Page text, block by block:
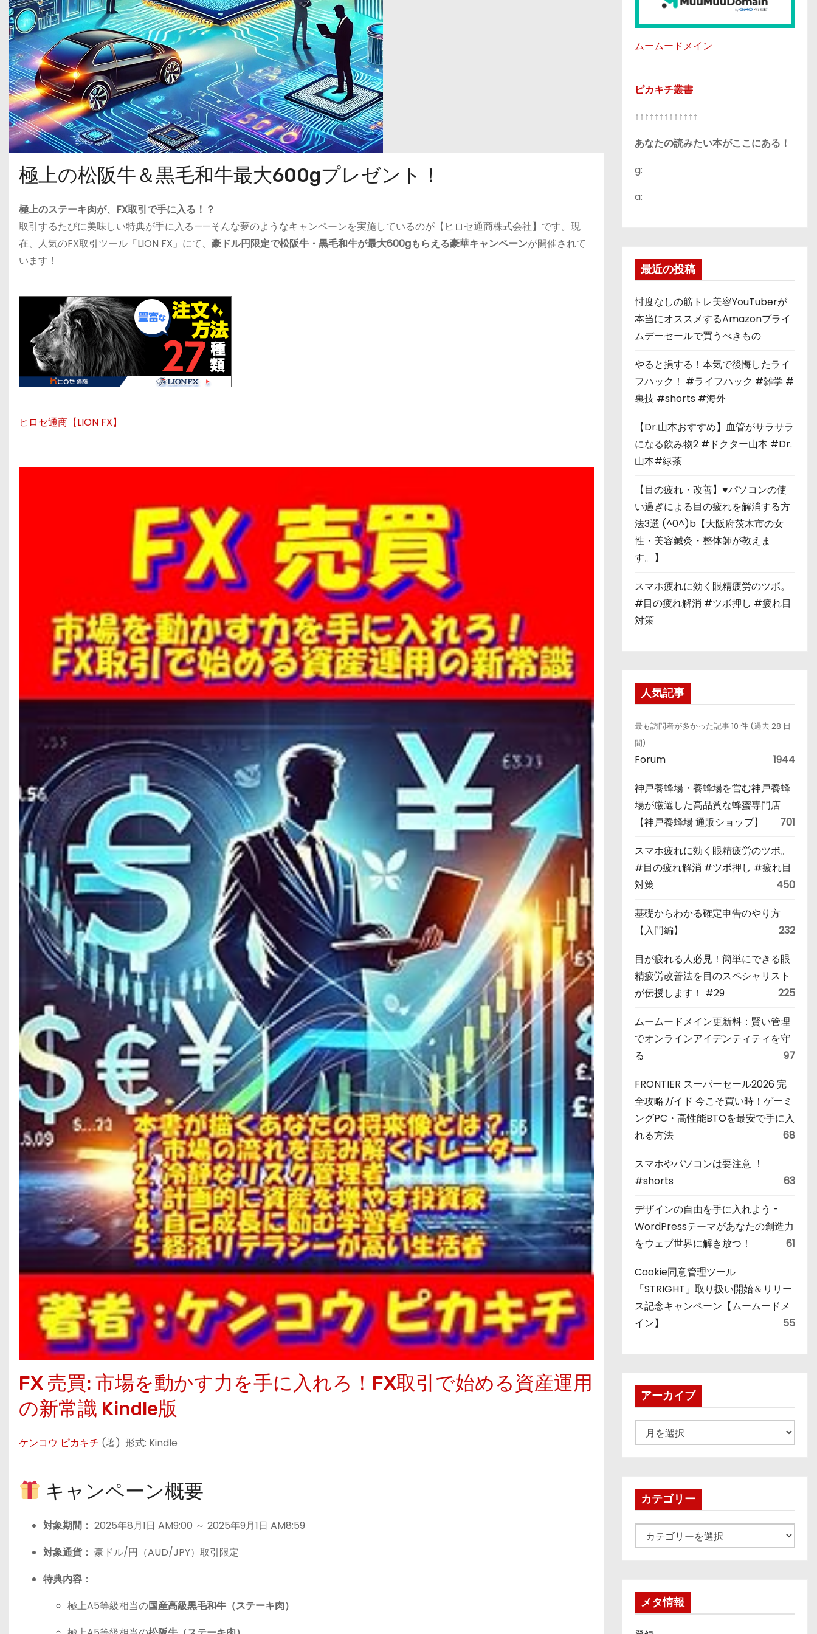
極上の松阪牛＆黒毛和牛最大600gプレゼント！
極上のステーキ肉が、FX取引で手に入る！？
取引するたびに美味しい特典が手に入る——そんな夢のようなキャンペーンを実施しているのが【ヒロセ通商株式会社】です。現
在、人気のFX取引ツール「LION FX」にて、 豪ドル円限定で松阪牛・黒毛和牛が最大600gもらえる豪華キャンペーンが開催されて
います！
ヒロセ通商【LION FX】
FX 売買: 市場を動かす力を手に入れろ！FX取引で始める資産運用
の新常識 Kindle版
ケンコウ ピカキチ (著) 形式: Kindle
キャンペーン概要
対象期間： 2025年8月1日 AM9:00 ～ 2025年9月1日 AM8:59
対象通貨： 豪ドル/円（AUD/JPY）取引限定
特典内容：
極上A5等級相当の国産高級黒毛和牛（ステーキ肉）
ムームードメイン
ピカキチ叢書
↑↑↑↑↑↑↑↑↑↑↑↑↑
あなたの読みたい本がここにある！
g:
a:
最近の投稿
忖度なしの筋トレ美容YouTuberが
本当にオススメするAmazonプライ
ムデーセールで買うべきもの
やると損する！本気で後悔したライ
フハック！ #ライフハック #雑学 #
裏技 #shorts #海外
【Dr.山本おすすめ】血管がサラサラ
になる飲み物2 #ドクター山本 #Dr.
山本#緑茶
【目の疲れ・改善】♥パソコンの使
い過ぎによる目の疲れを解消する方
法3選 (^0^)b【大阪府茨木市の女
性・美容鍼灸・整体師が教えま
す。】
スマホ疲れに効く眼精疲労のツボ。
#目の疲れ解消 #ツボ押し #疲れ目
対策
人気記事
最も訪問者が多かった記事 10 件 (過去 28 日
間)
Forum 1944
神戸養蜂場・養蜂場を営む神戸養蜂
場が厳選した高品質な蜂蜜専門店
【神戸養蜂場 通販ショップ】
701
スマホ疲れに効く眼精疲労のツボ。
#目の疲れ解消 #ツボ押し #疲れ目
対策
450
基礎からわかる確定申告のやり方
【入門編】
232
目が疲れる人必見！簡単にできる眼
精疲労改善法を目のスペシャリスト
が伝授します！ #29
225
ムームードメイン更新料：賢い管理
でオンラインアイデンティティを守
る
97
FRONTIER スーパーセール2026 完
全攻略ガイド 今こそ買い時！ゲーミ
ングPC・高性能BTOを最安で手に入
れる方法
68
スマホやパソコンは要注意 ！
#shorts
63
デザインの自由を手に入れよう -
WordPressテーマがあなたの創造力
をウェブ世界に解き放つ！
61
Cookie同意管理ツール
「STRIGHT」取り扱い開始＆リリー
ス記念キャンペーン【ムームードメ
イン】
55
アーカイブ
ー
ブカテゴリー
テ
メタ情報